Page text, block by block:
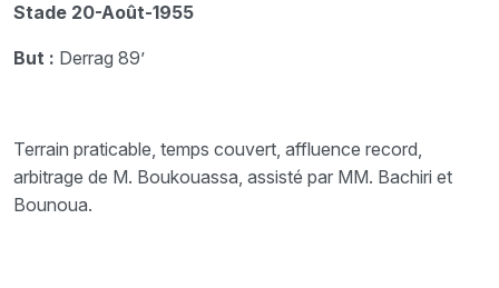
Stade 20-Août-1955
But : Derrag 89’
Terrain praticable, temps couvert, affluence record,
arbitrage de M. Boukouassa, assisté par MM. Bachiri et
Bounoua.